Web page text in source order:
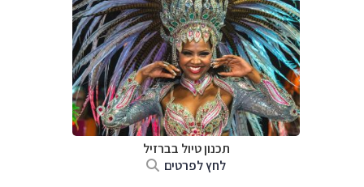
תכנון טיול בברזיל
לחץ לפרטים